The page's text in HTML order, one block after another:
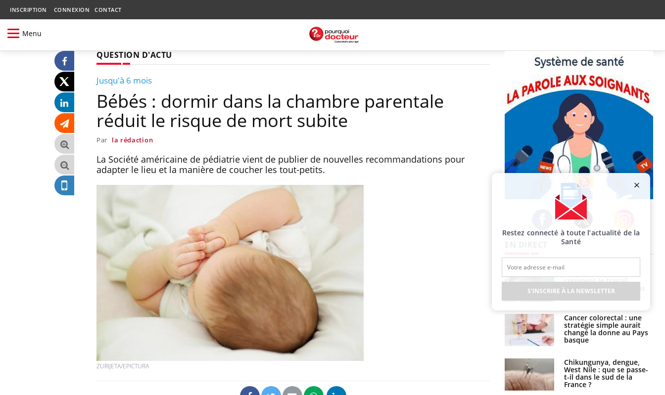
INSCRIPTION CONNEXION CONTACT
Menu
QUESTION D'ACTU
Jusqu'à 6 mois
Bébés : dormir dans la chambre parentale
réduit le risque de mort subite
Par la rédaction
La Société américaine de pédiatrie vient de publier de nouvelles recommandations pour
adapter le lieu et la manière de coucher les tout-petits.
ZURIJETA/EPICTURA
Facebook Twitter Instagram
Les troubles du sommeil
modifient votre cerveau !
Mon enfant est-il trop
sensible ou simplement
Bébés, jeunes enfants :
quelle trousse à
Syndrome métabolique :
quels sont les meilleurs
exercices physiques ?
Comment éviter une otite
pendant les vacances ?
Hantavirus : un cas
comment le travail
empiète de plus en plus
sur nos soirées
Cancer colorectal : une
stratégie simple aurait
changé la donne au Pays
basque
Chikungunya, dengue,
West Nile : que se passe-
t-il dans le sud de la
France ?
Restez connecté à toute l’actualité de la
Santé
S'INSCRIRE À LA NEWSLETTER